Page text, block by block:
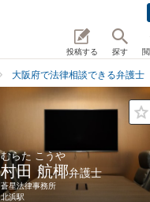
投稿する 探す
大阪府で法律相談できる弁護士
むらた こうや
村田 航椰弁護士
蒼星法律事務所
北浜駅